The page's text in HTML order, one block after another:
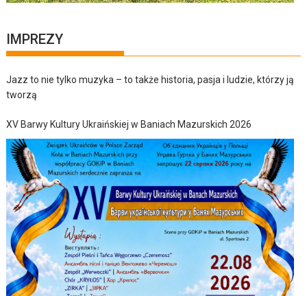
IMPREZY
Jazz to nie tylko muzyka – to także historia, pasja i ludzie, którzy ją
tworzą
XV Barwy Kultury Ukraińskiej w Baniach Mazurskich 2026